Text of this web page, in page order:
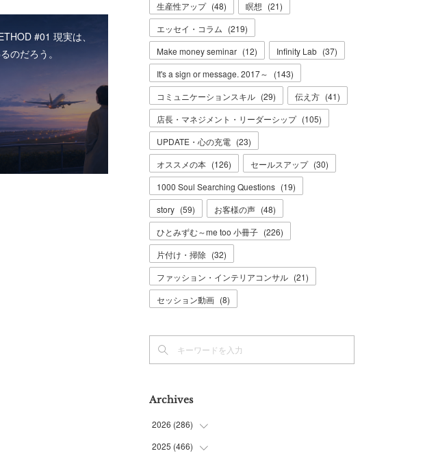
#01 現実は、
のだろう。
生産性アップ (48) 瞑想 (21)
エッセイ・コラム (219)
Make money seminar (12) Infinity Lab (37)
It's a sign or message. 2017～
(143)
コミュニケーションスキル (29) 伝え方 (41)
店長・マネジメント・リーダーシップ (105)
UPDATE・心の充電 (23)
オススメの本 (126) セールスアップ (30)
1000 Soul Searching Questions (19)
story (59) お客様の声 (48)
ひとみずむ～me too 小冊子 (226)
片付け・掃除 (32)
ファッション・インテリアコンサル (21)
セッション動画 (8)
Archives
2026 (286)
(7)
2025 (466)